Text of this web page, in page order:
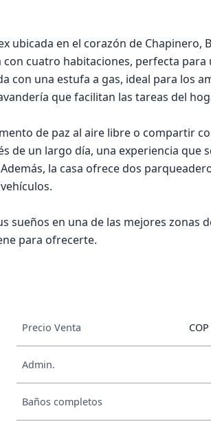
ubicada en el corazón de Chapinero,
cuatro habitaciones, perfecta para
con una estufa a gas, ideal para los
que facilitan las tareas del
de paz al aire libre o compartir
de un largo día, una experiencia que
la casa ofrece dos
sueños en una de las mejores zonas
para ofrecerte.
Precio Venta
Admin.
Baños completos